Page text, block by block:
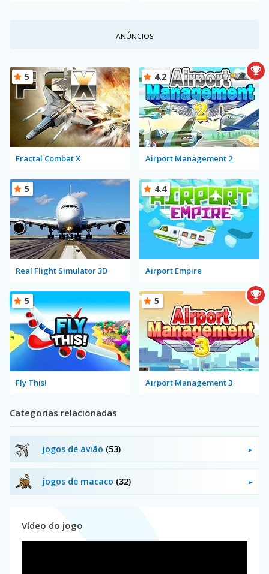
ANÚNCIOS
Fractal Combat X
5
Airport Management 2
4.2
Real Flight Simulator 3D
5
Airport Empire
4.4
Fly This!
5
Airport Management 3
5
Categorias relacionadas
jogos de avião (53)
jogos de macaco (32)
Vídeo do jogo